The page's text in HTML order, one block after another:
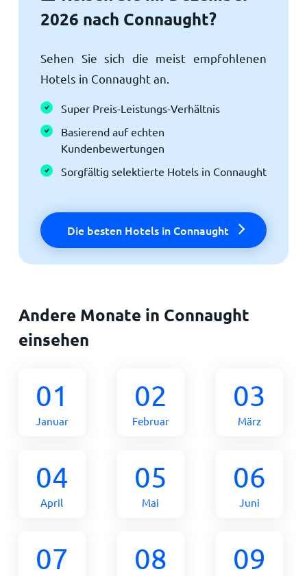
2026 nach Connaught?
Sehen Sie sich die meist empfohlenen
Hotels in Connaught an.
Super Preis-Leistungs-Verhältnis
Basierend auf echten
Kundenbewertungen
Sorgfältig selektierte Hotels in Connaught
Die besten Hotels in Connaught
Andere Monate in Connaught
einsehen
01
Januar
02
Februar
03
März
04
April
05
Mai
06
Juni
07 08 09